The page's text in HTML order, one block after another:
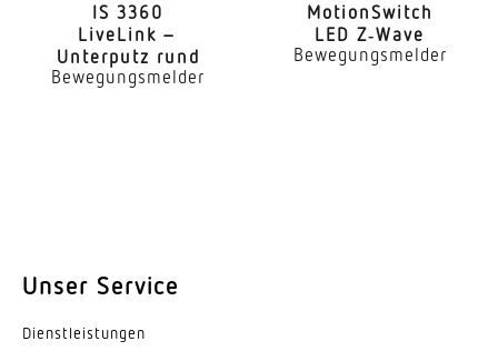
Farbabweichung LED
SDCM3
Leuchtmittel
IS 3360
LiveLink –
Unterputz rund
Bewegungsmelder
Moti­onS­witch
LED Z‑Wave
Bewegungsmelder
Unser Service
Dienst­leis­tungen